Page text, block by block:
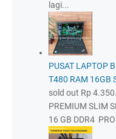
lagi...
PUSAT LAPTOP
T480 RAM 16GB
sold out Rp
PREMIUM SLIM
16 GB DDR4